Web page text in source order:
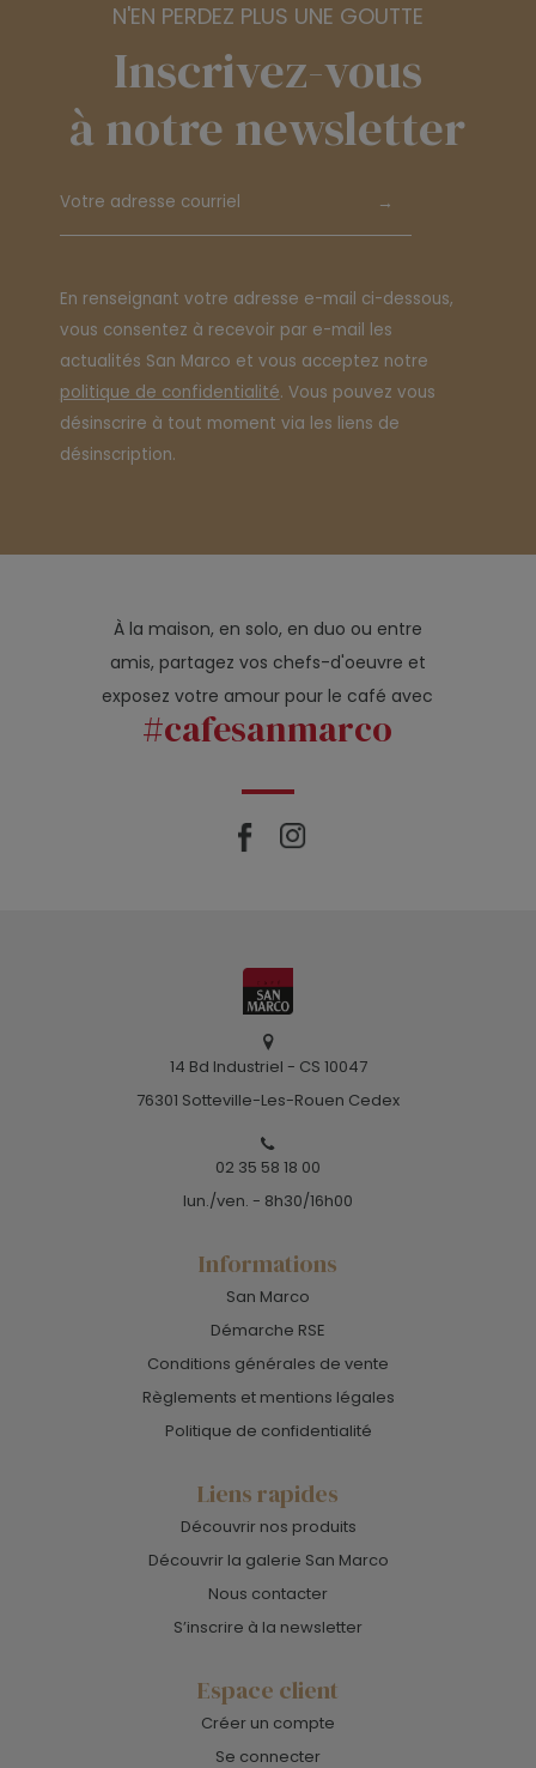
N'EN PERDEZ PLUS UNE GOUTTE
Inscrivez-vous
à notre newsletter
→
En renseignant votre adresse e-mail ci-dessous,
vous consentez à recevoir par e-mail les
actualités San Marco et vous acceptez notre
politique de confidentialité. Vous pouvez vous
désinscrire à tout moment via les liens de
désinscription.
À la maison, en solo, en duo ou entre
amis, partagez vos chefs-d'oeuvre et
exposez votre amour pour le café avec
#cafesanmarco
14 Bd Industriel - CS 10047
76301 Sotteville-Les-Rouen Cedex
02 35 58 18 00
lun./ven. - 8h30/16h00
Informations
San Marco
Démarche RSE
Conditions générales de vente
Règlements et mentions légales
Politique de confidentialité
Liens rapides
Découvrir nos produits
Découvrir la galerie San Marco
Nous contacter
S’inscrire à la newsletter
Espace client
Créer un compte
Se connecter